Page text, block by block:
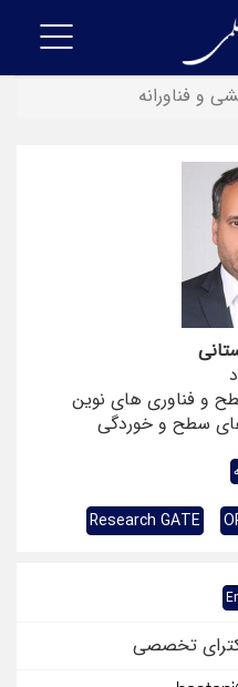
Toggle
و فناورانه
و فناوری های نوین
سطح و خوردگی
Research GATE
تخصصی